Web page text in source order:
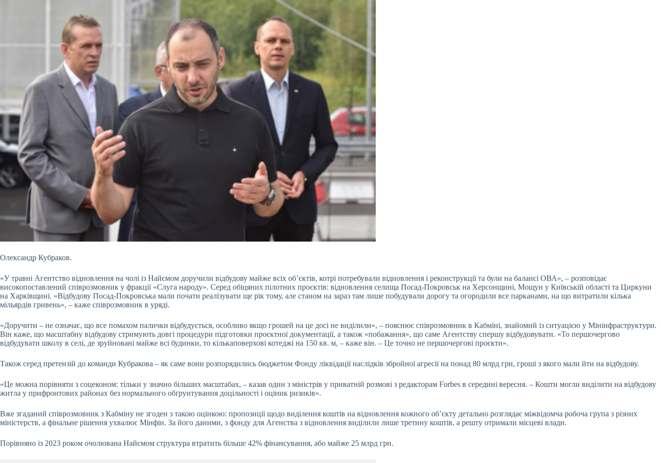
Олександр Кубраков.
«У травні Агентство відновлення на чолі із Найємом доручили відбудову майже всіх об’єктів, котрі потребували відновлення і реконструкції та були на балансі ОВА», – розповідає
високопоставлений співрозмовник у фракції «Слуга народу». Серед обіцяних пілотних проєктів: відновлення селища Посад-Покровськ на Херсонщині, Мощун у Київській області та Циркуни
на Харківщині. «Відбудову Посад-Покровська мали почати реалізувати ще рік тому, але станом на зараз там лише побудували дорогу та огородили все парканами, на що витратили кілька
мільярдів гривень», – каже співрозмовник в уряді.
«Доручити – не означає, що все помахом палички відбудується, особливо якщо грошей на це досі не виділили», – пояснює співрозмовник в Кабміні, знайомий із ситуацією у Мінінфраструктури.
Він каже, що масштабну відбудову стримують довгі процедури підготовки проєктної документації, а також «побажання», що саме Агентству спершу відбудовувати. «То першочергово
відбудувати школу в селі, де зруйновані майже всі будинки, то кількаповерхові котеджі на 150 кв. м, – каже він. – Це точно не першочергові проєкти».
Також серед претензій до команди Кубракова – як саме вони розпорядились бюджетом Фонду ліквідаціїнаслідків збройної агресії на понад 80 млрд грн, гроші з якого мали йти на відбудову.
«Це можна порівняти з соцеконом: тільки у значно більших масштабах, – казав один з міністрів у приватній розмові з редакторам Forbes в середині вересня. – Кошти могли виділити на відбудову
житла у прифронтових районах без нормального обґрунтування доцільності і оціник ризиків».
Вже згаданий співрозмовник з Кабміну не згоден з такою оцінкою: пропозиції щодо виділення коштів на відновлення кожного об’єкту детально розглядає міжвідомча робоча група з різних
міністерств, а фінальне рішення ухвалює Мінфін. За його даними, з фонду для Агенства з відновлення виділили лише третину коштів, а решту отримали місцеві влади.
Порівняно із 2023 роком очолювана Найємом структура втратить більше 42% фінансування, або майже 25 млрд грн.